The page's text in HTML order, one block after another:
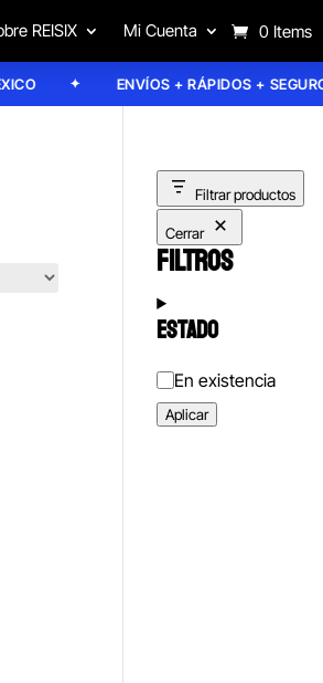
REISIX Mi Cuenta 0 Items
ENVÍOS + RÁPIDOS + SEGUROS
Filtrar productos
Cerrar
FILTROS
ESTADO
Estado
En existencia
Aplicar